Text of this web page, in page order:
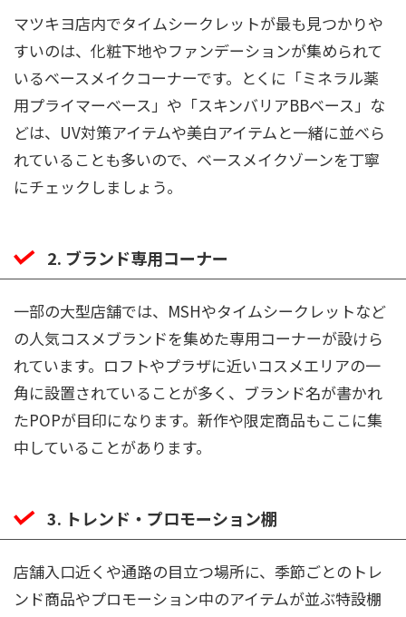
マツキヨ店内でタイムシークレットが最も見つかりや
すいのは、化粧下地やファンデーションが集められて
いるベースメイクコーナーです。とくに「ミネラル薬
用プライマーベース」や「スキンバリアBBベース」な
どは、UV対策アイテムや美白アイテムと一緒に並べら
れていることも多いので、ベースメイクゾーンを丁寧
にチェックしましょう。
2. ブランド専用コーナー
一部の大型店舗では、MSHやタイムシークレットなど
の人気コスメブランドを集めた専用コーナーが設けら
れています。ロフトやプラザに近いコスメエリアの一
角に設置されていることが多く、ブランド名が書かれ
たPOPが目印になります。新作や限定商品もここに集
中していることがあります。
3. トレンド・プロモーション棚
店舗入口近くや通路の目立つ場所に、季節ごとのトレ
ンド商品やプロモーション中のアイテムが並ぶ特設棚